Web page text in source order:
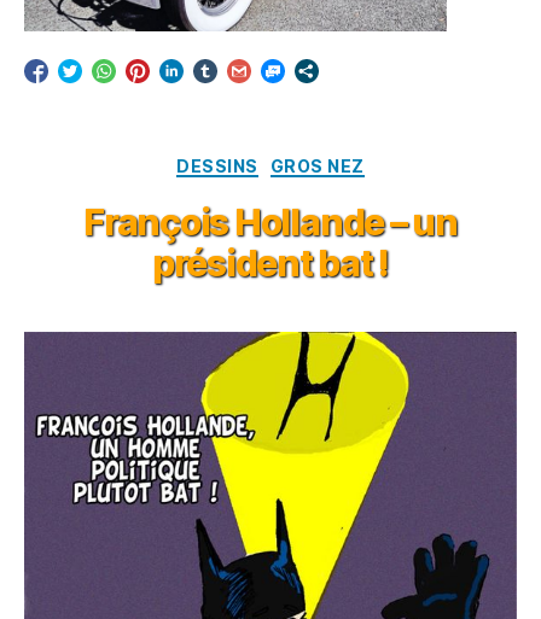
Catégories
DESSINS GROS NEZ
François Hollande – un
président bat !